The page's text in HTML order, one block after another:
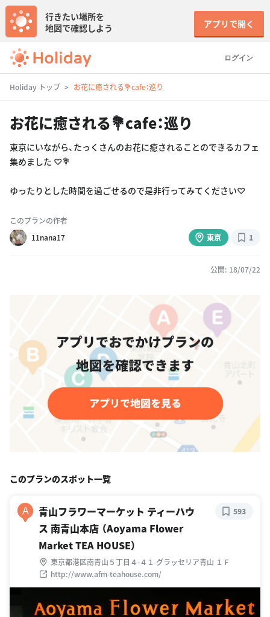
ログイン
行きたい場所を
地図で確認しよう
アプリで開く
Holiday トップ お花に癒される💐cafe：巡り
お花に癒される💐cafe：巡り
東京にいながら、たっくさんのお花に癒されることのできるカフェ
集めました ♡💐
ゆったりとした時間を過ごせるので是非行ってみてください♡
このプランの作者
11nana17
東京 1
公開: 18/07/22
このプランのスポット一覧
A
青山フラワーマーケット ティーハウ
ス 南青山本店 （Aoyama Flower
Market TEA HOUSE）
東京都港区南青山５丁目４-４１ グラッセリア青山 １Ｆ
http://www.afm-teahouse.com/
593